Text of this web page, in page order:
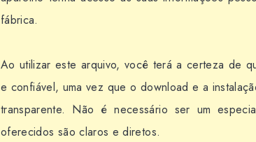
fábrica.
Ao utilizar este arquivo, você terá a certeza de
e confiável, uma vez que o download e a
transparente. Não é necessário ser um
oferecidos são claros e diretos.